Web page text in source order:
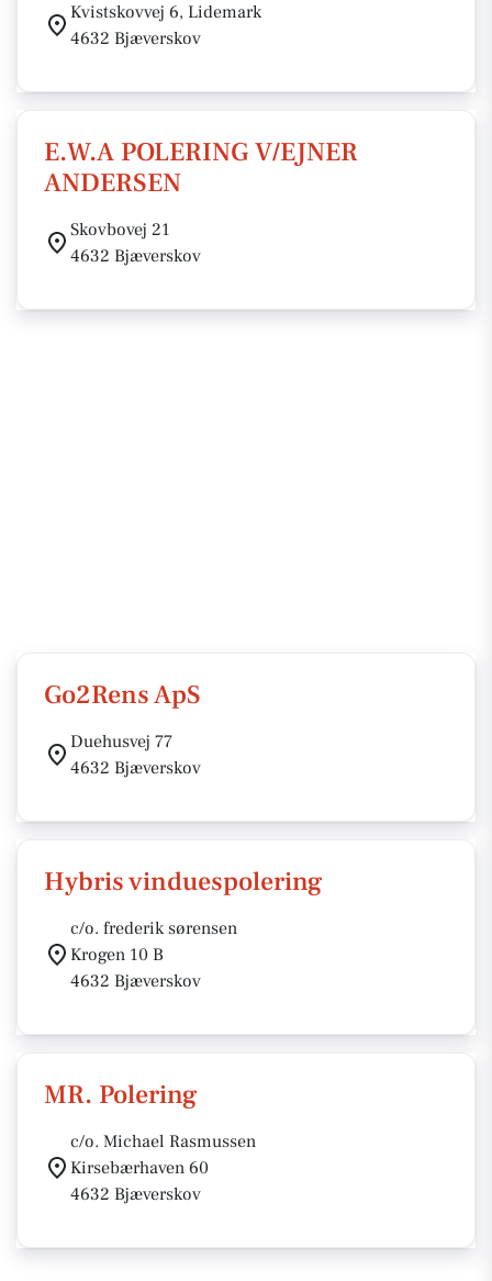
Kvistskovvej 6, Lidemark
4632 Bjæverskov
E.W.A POLERING V/EJNER
ANDERSEN
Skovbovej 21
4632 Bjæverskov
Go2Rens ApS
Duehusvej 77
4632 Bjæverskov
Hybris vinduespolering
c/o. frederik sørensen
Krogen 10 B
4632 Bjæverskov
MR. Polering
c/o. Michael Rasmussen
Kirsebærhaven 60
4632 Bjæverskov